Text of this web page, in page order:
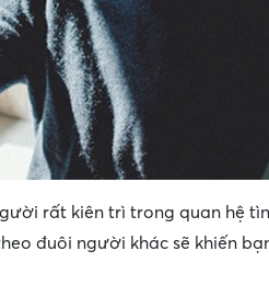
rất kiên trì trong quan hệ
đuôi người khác sẽ khiến